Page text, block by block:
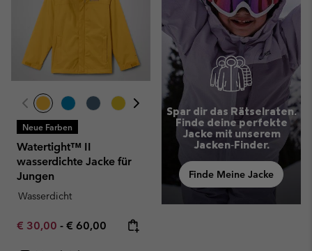
Neue Farben
Watertight™ II
wasserdichte Jacke für
Jungen
Wasserdicht
Minimum sale price:
€ 30,00 - Maximum price:
€ 60,00
Spar dir das Rätselraten.
Finde deine perfekte
Jacke mit unserem
Jacken‑Finder.
Finde Meine Jacke